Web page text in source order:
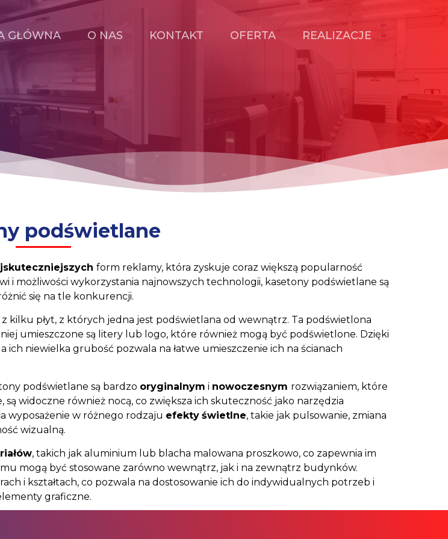
GŁÓWNA O NAS KONTAKT OFERTA REALIZACJE
podświetlane
form reklamy, która zyskuje coraz większą popularność
i możliwości wykorzystania najnowszych technologii, kasetony podświetlane są
się na tle konkurencji.
kilku płyt, z których jedna jest podświetlana od wewnątrz. Ta podświetlona
umieszczone są litery lub logo, które również mogą być podświetlone. Dzięki
a ich niewielka grubość pozwala na łatwe umieszczenie ich na ścianach
podświetlane są bardzo oryginalnym i nowoczesnym rozwiązaniem, które
widoczne również nocą, co zwiększa ich skuteczność jako narzędzia
wyposażenie w różnego rodzaju efekty świetlne, takie jak pulsowanie, zmiana
wizualną.
, takich jak aluminium lub blacha malowana proszkowo, co zapewnia im
mogą być stosowane zarówno wewnątrz, jak i na zewnątrz budynków.
i kształtach, co pozwala na dostosowanie ich do indywidualnych potrzeb i
graficzne.